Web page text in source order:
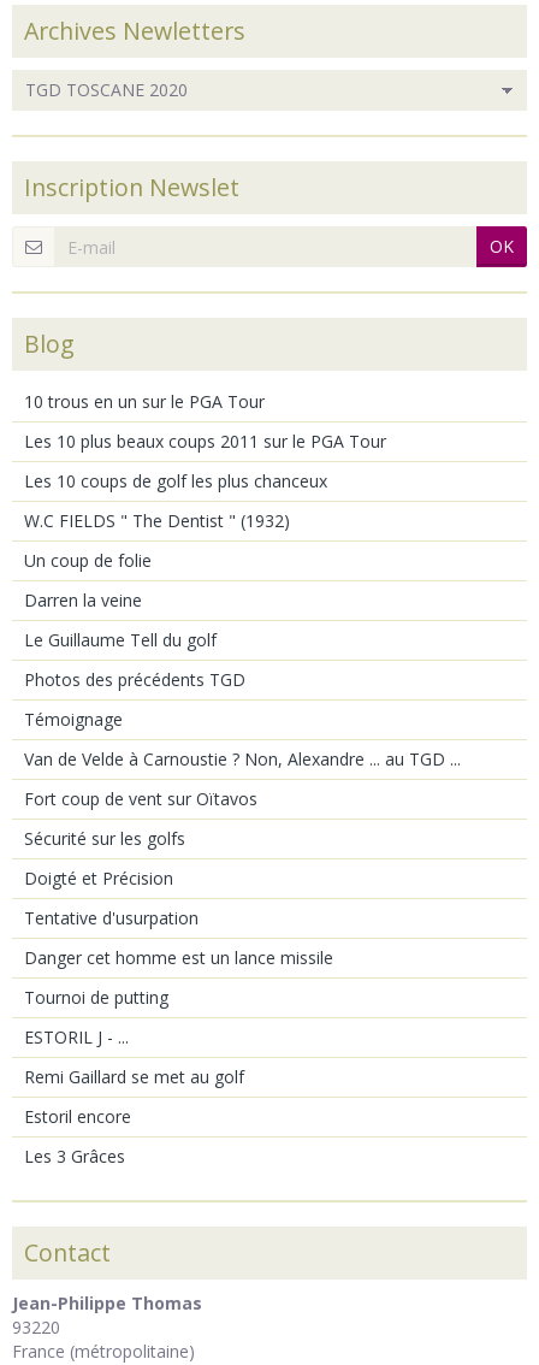
Archives Newletters
Inscription Newslet
OK
Blog
10 trous en un sur le PGA Tour
Les 10 plus beaux coups 2011 sur le PGA Tour
Les 10 coups de golf les plus chanceux
W.C FIELDS " The Dentist " (1932)
Un coup de folie
Darren la veine
Le Guillaume Tell du golf
Photos des précédents TGD
Témoignage
Van de Velde à Carnoustie ? Non, Alexandre ... au TGD ...
Fort coup de vent sur Oïtavos
Sécurité sur les golfs
Doigté et Précision
Tentative d'usurpation
Danger cet homme est un lance missile
Tournoi de putting
ESTORIL J - ...
Remi Gaillard se met au golf
Estoril encore
Les 3 Grâces
Contact
Jean-Philippe Thomas
93220
France (métropolitaine)